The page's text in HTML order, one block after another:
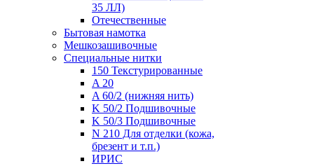
35 ЛЛ)
Отечественные
Бытовая намотка
Мешкозашивочные
Специальные нитки
150 Текстурированные
A 20
A 60/2 (нижняя нить)
K 50/2 Подшивочные
K 50/3 Подшивочные
N 210 Для отделки (кожа,
брезент и т.п.)
ИРИС